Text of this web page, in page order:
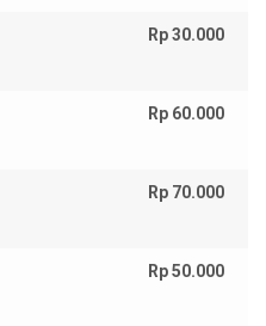
Rp 30.000
Rp 60.000
Rp 70.000
Rp 50.000